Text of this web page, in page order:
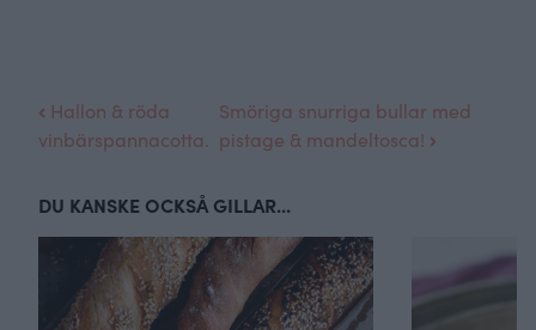
Hallon & röda
vinbärspannacotta.
Smöriga snurriga bullar med
pistage & mandeltosca!
DU KANSKE OCKSÅ GILLAR...